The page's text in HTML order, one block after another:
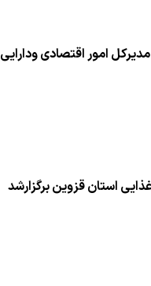
امور اقتصادی
استان قزوین برگزارشد